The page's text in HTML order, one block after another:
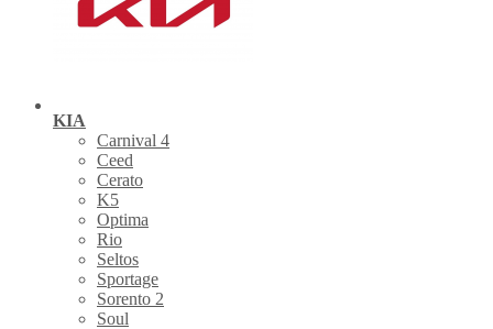
KIA
Carnival 4
Ceed
Cerato
K5
Optima
Rio
Seltos
Sportage
Sorento 2
Soul